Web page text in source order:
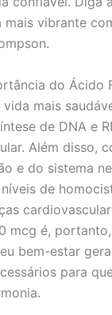
mais vibrante
do Ácido
vida mais
de DNA e
Além disso,
e do sistema
de
mcg é,
bem-estar
para